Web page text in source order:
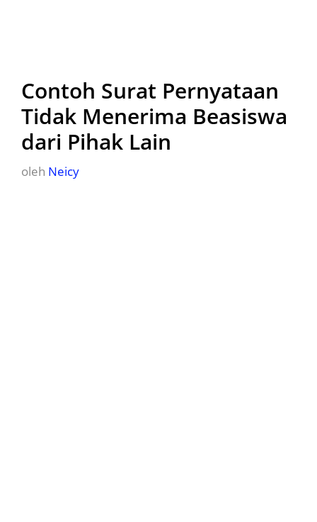
Contoh Surat Pernyataan
Tidak Menerima Beasiswa
dari Pihak Lain
oleh Neicy